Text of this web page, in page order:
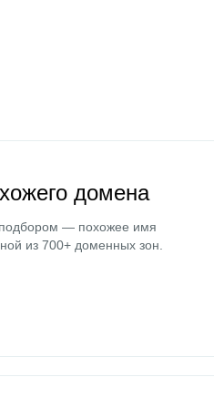
домена
— похожее имя
из 700+ доменных зон.